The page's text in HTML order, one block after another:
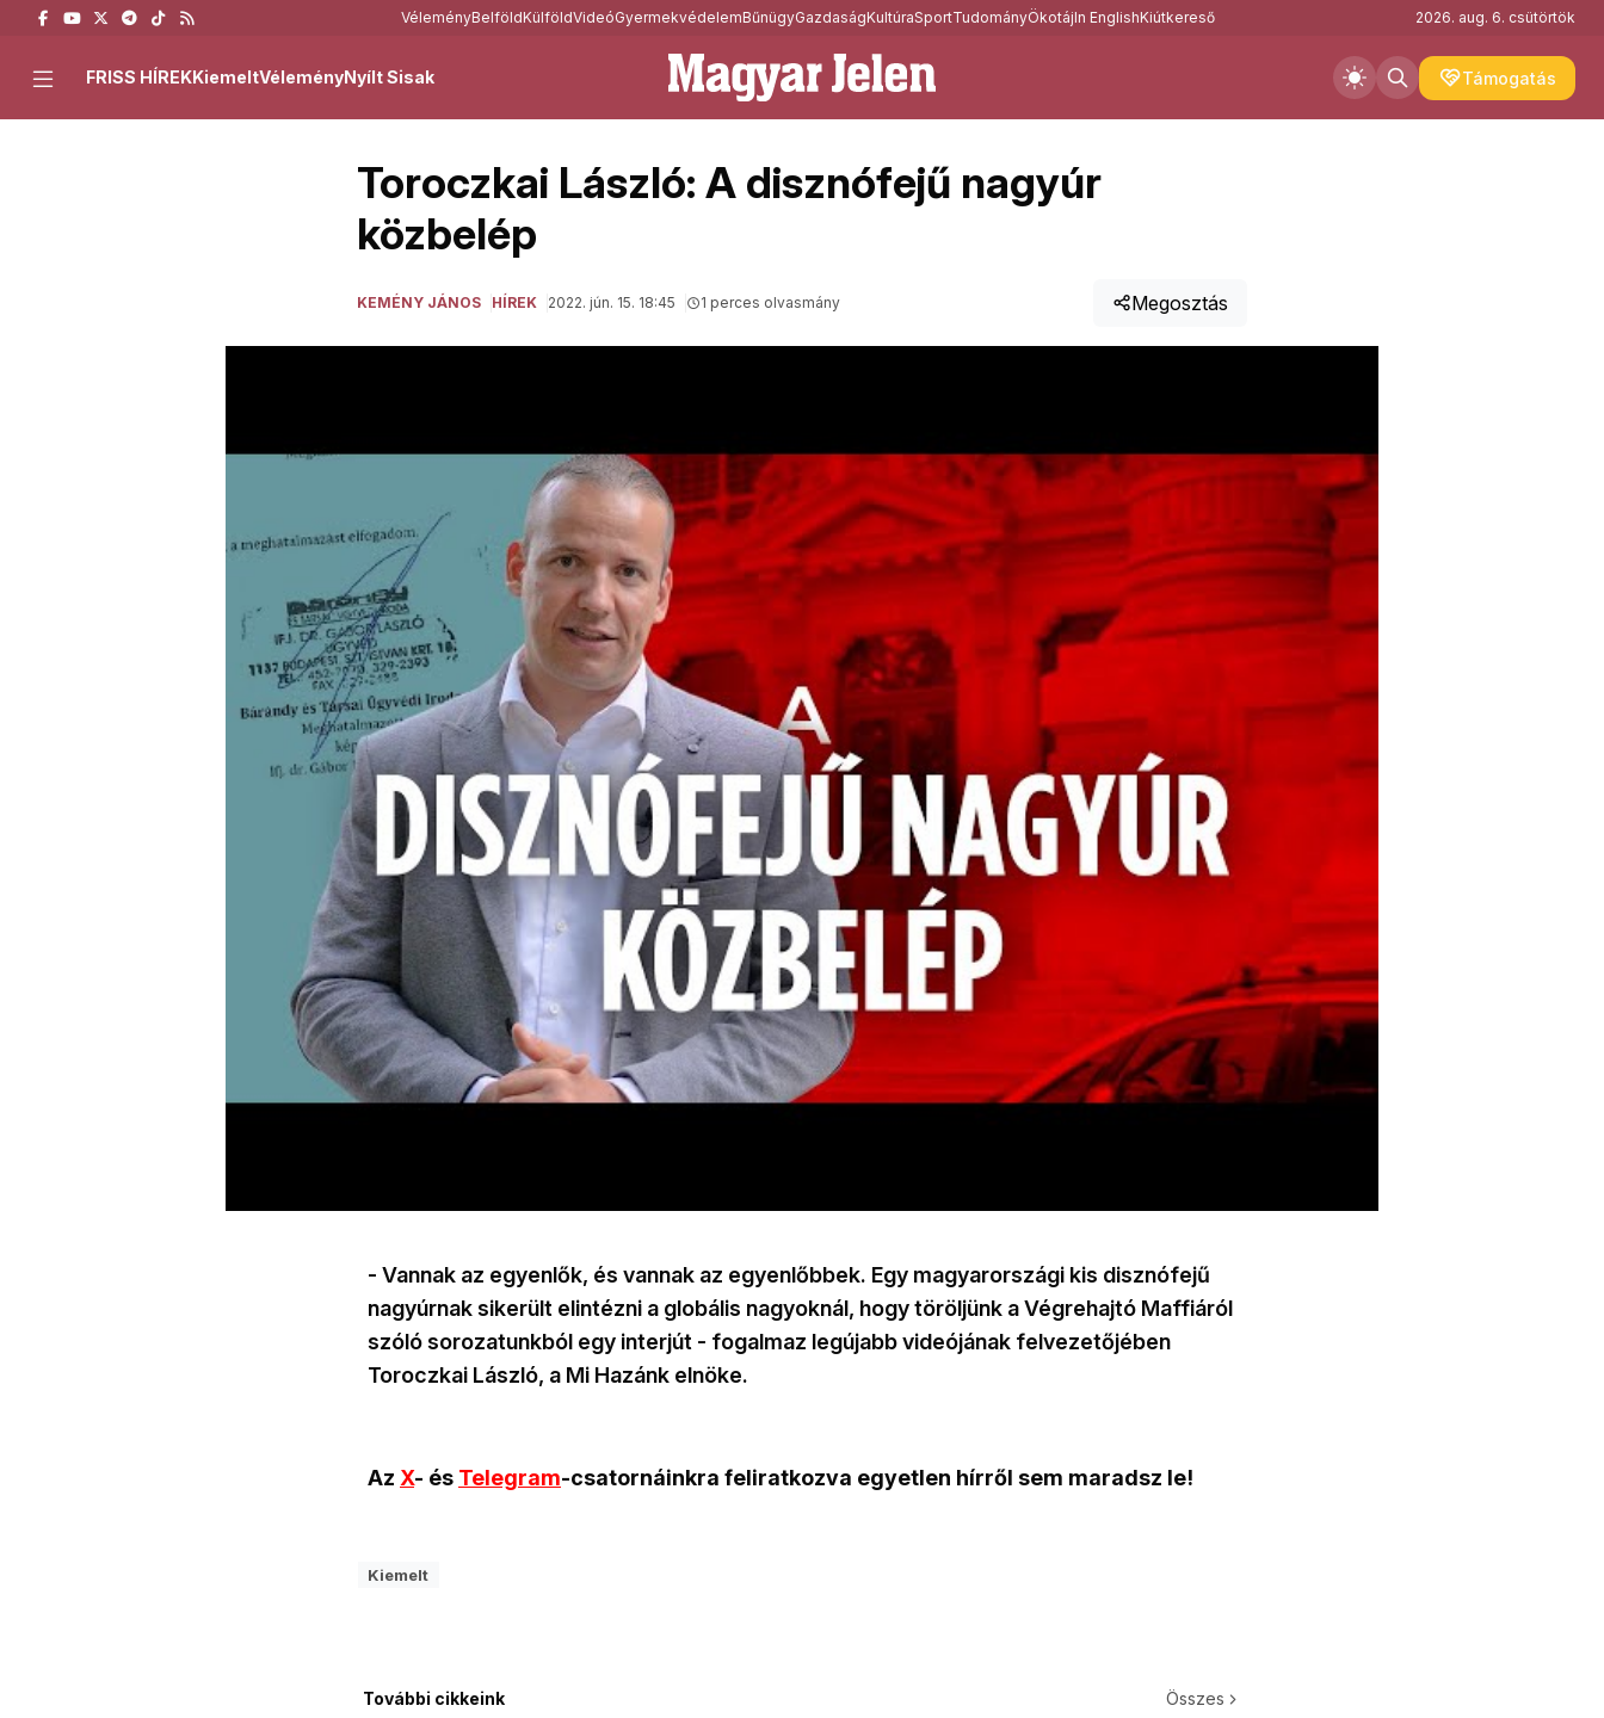
VéleményBelföldKülföldVideóGyermekvédelemBűnügyGazdaságKultúraSportTudományÖkotájIn EnglishKiútkereső 2026. aug. 6. csütörtök
Támogatás
FRISS HÍREKKiemeltVéleményNyílt Sisak
Toroczkai László: A disznófejű nagyúr
közbelép
KEMÉNY JÁNOS HÍREK 2022. jún. 15. 18:45 1 perces olvasmány Megosztás
- Vannak az egyenlők, és vannak az egyenlőbbek. Egy magyarországi kis disznófejű
nagyúrnak sikerült elintézni a globális nagyoknál, hogy töröljünk a Végrehajtó Maffiáról
szóló sorozatunkból egy interjút - fogalmaz legújabb videójának felvezetőjében
Toroczkai László, a Mi Hazánk elnöke.
Az X- és Telegram-csatornáinkra feliratkozva egyetlen hírről sem maradsz le!
Kiemelt
További cikkeink Összes